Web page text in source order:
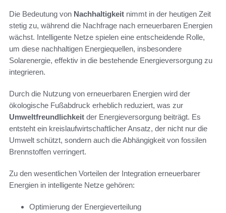
Die Bedeutung von Nachhaltigkeit nimmt in der heutigen Zeit
stetig zu, während die Nachfrage nach erneuerbaren Energien
wächst. Intelligente Netze spielen eine entscheidende Rolle,
um diese nachhaltigen Energiequellen, insbesondere
Solarenergie, effektiv in die bestehende Energieversorgung zu
integrieren.
Durch die Nutzung von erneuerbaren Energien wird der
ökologische Fußabdruck erheblich reduziert, was zur
Umweltfreundlichkeit der Energieversorgung beiträgt. Es
entsteht ein kreislaufwirtschaftlicher Ansatz, der nicht nur die
Umwelt schützt, sondern auch die Abhängigkeit von fossilen
Brennstoffen verringert.
Zu den wesentlichen Vorteilen der Integration erneuerbarer
Energien in intelligente Netze gehören:
Optimierung der Energieverteilung